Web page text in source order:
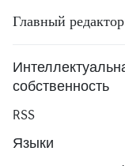
Главный
собственность
RSS
Языки